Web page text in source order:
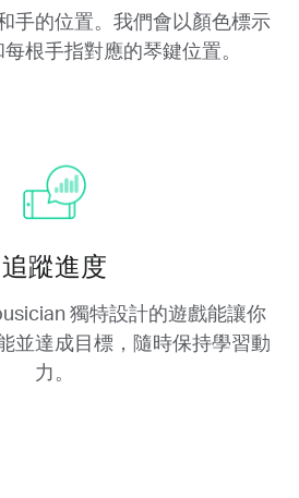
手的位置。我們會以顏色標示
根手指對應的琴鍵位置。
追蹤進度
獨特設計的遊戲能讓你
並達成目標，隨時保持學習動
力。